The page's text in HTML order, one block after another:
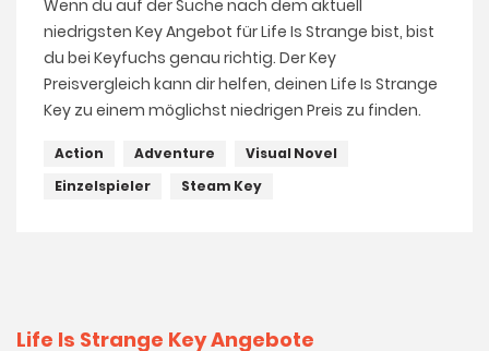
Wenn du auf der Suche nach dem aktuell
niedrigsten Key Angebot für Life Is Strange bist, bist
du bei Keyfuchs genau richtig. Der Key
Preisvergleich kann dir helfen, deinen Life Is Strange
Key zu einem möglichst niedrigen Preis zu finden.
Action Adventure
Visual Novel
Einzelspieler
Steam Key
Life Is Strange Key Angebote